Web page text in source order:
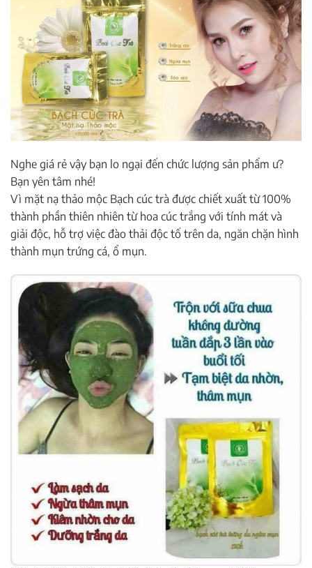
Nghe giá rẻ vậy bạn lo ngại đến chức lượng sản phẩm ư?
Bạn yên tâm nhé!
Vì mặt nạ thảo mộc Bạch cúc trà được chiết xuất từ 100%
thành phần thiên nhiên từ hoa cúc trắng với tính mát và
giải độc, hỗ trợ việc đào thải độc tố trên da, ngăn chặn hình
thành mụn trứng cá, ổ mụn.